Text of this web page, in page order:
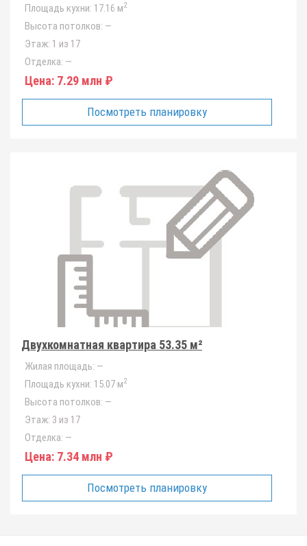
Площадь кухни: 17.16 м2
Высота потолков: —
Этаж: 1 из 17
Отделка: —
Цена: 7.29 млн ₽
Посмотреть планировку
Двухкомнатная квартира 53.35 м²
Жилая площадь: —
Площадь кухни: 15.07 м2
Высота потолков: —
Этаж: 3 из 17
Отделка: —
Цена: 7.34 млн ₽
Посмотреть планировку